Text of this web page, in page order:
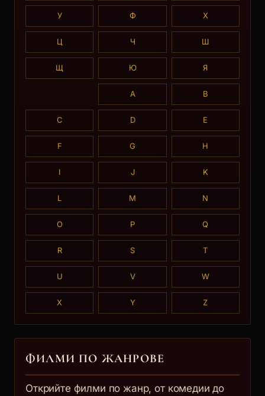
У Ф Х
Ц Ч Ш
Щ Ю Я
A B
C D E
F G H
I J K
L M N
O P Q
R S T
U V W
X Y Z
ФИЛМИ ПО ЖАНРОВЕ
Открийте филми по жанр, от комедии до